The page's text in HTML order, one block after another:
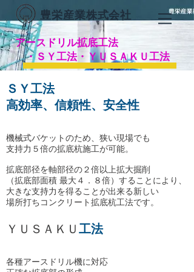
​豊栄産業株式会社
​アースドリル拡底工法
・ＳＹ工法・ＹＵＳＡＫＵ工法
ＳＹ工法
高効率、信頼性、安全性
機械式バケットのため、狭い現場でも
支持力５倍の拡底杭施工が可能。
拡底部径を軸部径の２倍以上拡大掘削
（拡底部面積 最大４．８倍）することにより、
大きな支持力を得ることが出来る新しい
場所打ちコンクリート拡底杭工法です。
ＹＵＳＡＫＵ 工法
各種アースドリル機に対応